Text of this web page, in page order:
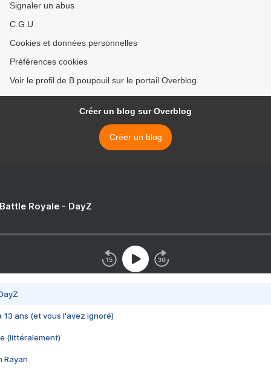
Signaler un abus
C.G.U.
Cookies et données personnelles
Préférences cookies
Voir le profil de B.poupouil sur le portail Overblog
Créer un blog sur Overblog
Créer un blog
Royale - DayZ
13 ans (et vous l'avez ignoré)
(littéralement)
Rayan